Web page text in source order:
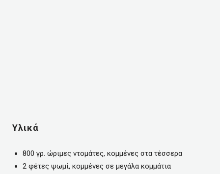
Υλικά
800 γρ. ώριμες ντομάτες, κομμένες στα τέσσερα
2 φέτες ψωμί, κομμένες σε μεγάλα κομμάτια